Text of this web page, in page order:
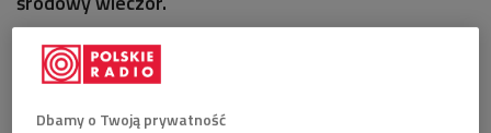
Dbamy o Twoją prywatność